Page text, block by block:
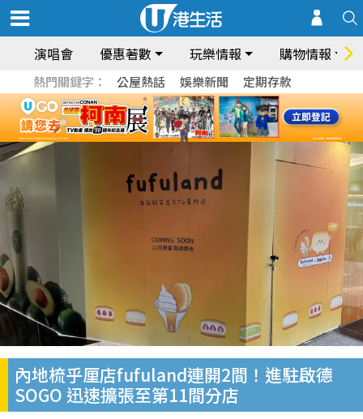
演唱會 優惠著數 玩樂情報 購物情報
熱門關鍵字： 公屋熱話 娛樂新聞 定期存款
內地梳乎厘店fufuland連開2間！進駐啟德
SOGO 迅速擴張至第11間分店